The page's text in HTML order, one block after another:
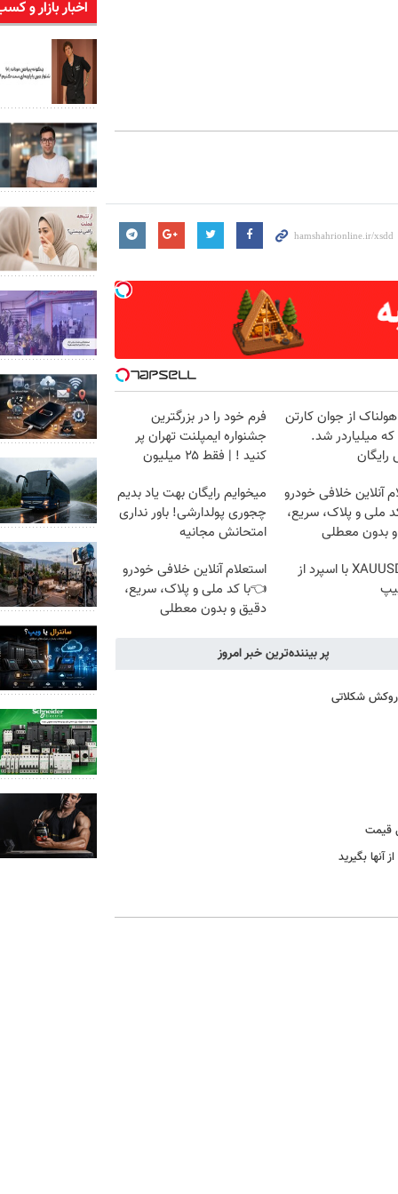
از جوان کارتن
میلیاردر شد.
فرم خود را در بزرگترین
جشنواره ایمپلنت تهران پر
کنید ! | فقط ۲۵ میلیون
آنلاین خلافی خودرو
ملی و پلاک، سریع،
بدون معطلی
میخوایم رایگان بهت یاد بدیم
چجوری پولدارشی! باور نداری
امتحانش مجانیه
ترید XAUUSD با اسپرد از
استعلام آنلاین خلافی خودرو
👈با کد ملی و پلاک، سریع،
دقیق و بدون معطلی
پر بیننده‌ترین خبر امروز
روکش شکلاتی
آنها بگیرید
اخبار بازار و